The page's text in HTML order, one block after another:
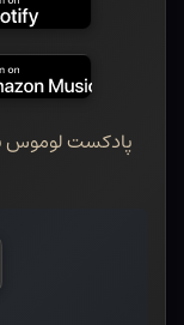
پادکست لوموس